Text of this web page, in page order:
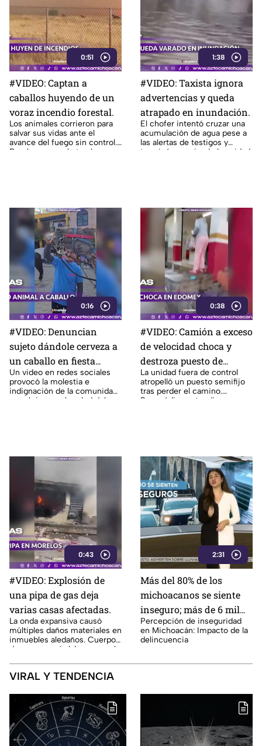
0:51
#VIDEO: Captan a
caballos huyendo de un
voraz incendio forestal.
Los animales corrieron para
salvar sus vidas ante el
avance del fuego sin control.
Bomberos combaten las
1:38
#VIDEO: Taxista ignora
advertencias y queda
atrapado en inundación.
El chofer intentó cruzar una
acumulación de agua pese a
las alertas de testigos y
terminó empujando la unidad.
0:16
#VIDEO: Denuncian
sujeto dándole cerveza a
un caballo en fiesta
patronal.
Un video en redes sociales
provocó la molestia e
indignación de la comunidad
por el riesgo a la salud del
0:38
#VIDEO: Camión a exceso
de velocidad choca y
destroza puesto de
tamales
La unidad fuera de control
atropelló un puesto semifijo
tras perder el camino.
Paramédicos atendieron a
0:43
#VIDEO: Explosión de
una pipa de gas deja
varias casas afectadas.
La onda expansiva causó
múltiples daños materiales en
inmuebles aledaños. Cuerpos
de emergencia laboran en el
2:31
Más del 80% de los
michoacanos se siente
inseguro; más de 6 mil
asesinatos en actual
administración
Percepción de inseguridad
en Michoacán: Impacto de la
delincuencia
VIRAL Y TENDENCIA